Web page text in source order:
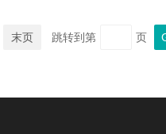
末页 跳转到第 页